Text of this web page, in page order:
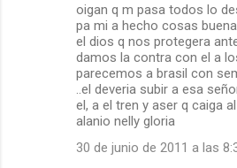
oigan q m pasa todos lo
pa mi a hecho cosas
el dios q nos protegera
damos la contra con el a
parecemos a brasil con
..el deveria subir a esa
el, a el tren y aser q caiga
alanio nelly gloria
30 de junio de 2011 a las